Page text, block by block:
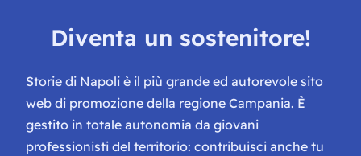
Diventa un sostenitore!
Storie di Napoli è il più grande ed autorevole sito
web di promozione della regione Campania. È
gestito in totale autonomia da giovani
professionisti del territorio: contribuisci anche tu